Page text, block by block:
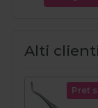
Alti
Pret